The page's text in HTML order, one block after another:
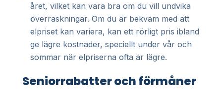
året, vilket kan vara bra om du vill undvika
överraskningar. Om du är bekväm med att
elpriset kan variera, kan ett rörligt pris ibland
ge lägre kostnader, speciellt under vår och
sommar när elpriserna ofta är lägre.
Seniorrabatter och förmåner